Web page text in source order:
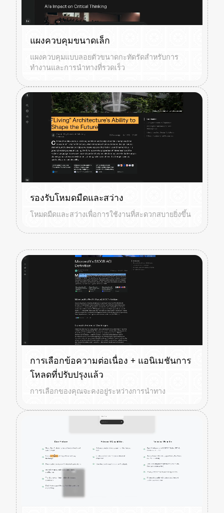
แผงควบคุมขนาดเล็ก
แผงควบคุมแบบลอยตัวขนาดกะทัดรัดสำหรับการ
ทำงานและการนำทางที่รวดเร็ว
รองรับโหมดมืดและสว่าง
โหมดมืดและสว่างเพื่อการใช้งานที่สะดวกสบายยิ่งขึ้น
การเลือกข้อความต่อเนื่อง + แอนิเมชันการ
โหลดที่ปรับปรุงแล้ว
การเลือกของคุณจะคงอยู่ระหว่างการนำทาง